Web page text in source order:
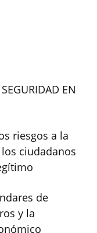
EN
riesgos a la
ciudadanos
de
y la